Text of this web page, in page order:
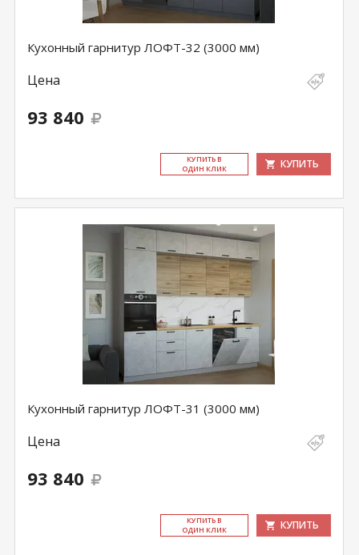
Кухонный гарнитур ЛОФТ-32 (3000 мм)
Цена
93 840
КУ­ПИТЬ В
ОДИН КЛИК
КУПИТЬ
Кухонный гарнитур ЛОФТ-31 (3000 мм)
Цена
93 840
КУ­ПИТЬ В
ОДИН КЛИК
КУПИТЬ